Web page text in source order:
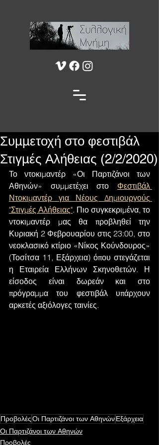
Συμμετοχή στο φεστιβάλ
Στιγμές Αλήθειας (2/2/2020)
Το ντοκιμαντέρ «Οι Παρτιζάνοι των
Αθηνών» συμμετέχει στο Φεστιβάλ
Ντοκιμαντέρ για Νέους Δημιουργούς
"Στιγμές Αλήθειας". Πιο συγκεκριμένα, το
ντοκιμαντέρ μας θα προβληθεί την
Κυριακή 2 Φεβρουαρίου στις 23:00, στο
νεοκλασικό κτίριο «Νίκος Κούνδουρος»
(Τοσίτσα 11, Εξάρχεια) όπου στεγάζεται
η Εταιρεία Ελλήνων Σκηνοθετών. Η
είσοδος είναι δωρεάν και στο
πρόγραμμα του φεστιβάλ υπάρχουν
αρκετές αξιόλογες ταινίες.
ΠροβολέςΟι Παρτιζάνοι των ΑθηνώνΕξάρχεια
Οι Παρτιζάνοι των Αθηνών
Προβολές